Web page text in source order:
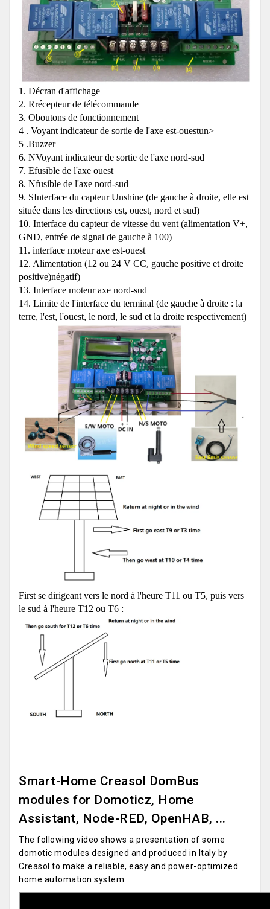
1. Décran d'affichage
2. Rrécepteur de télécommande
3. Oboutons de fonctionnement
4 . Voyant indicateur de sortie de l'axe est-ouestun>
5 .Buzzer
6. NVoyant indicateur de sortie de l'axe nord-sud
7. Efusible de l'axe ouest
8. Nfusible de l'axe nord-sud
9. SInterface du capteur Unshine (de gauche à droite, elle est
située dans les directions est, ouest, nord et sud)
10. Interface du capteur de vitesse du vent (alimentation V+,
GND, entrée de signal de gauche à 100)
11. interface moteur axe est-ouest
12. Alimentation (12 ou 24 V CC, gauche positive et droite
positive)négatif)
13. Interface moteur axe nord-sud
14. Limite de l'interface du terminal (de gauche à droite : la
terre, l'est, l'ouest, le nord, le sud et la droite respectivement)
First se dirigeant vers le nord à l'heure T11 ou T5, puis vers
le sud à l'heure T12 ou T6 :
Smart-Home Creasol DomBus
modules for Domoticz, Home
Assistant, Node-RED, OpenHAB, ...
The following video shows a presentation of some
domotic modules designed and produced in Italy by
Creasol to make a reliable, easy and power-optimized
home automation system.